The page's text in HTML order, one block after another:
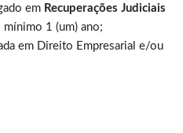
em Recuperações Judiciais
mínimo 1 (um) ano;
em Direito Empresarial e/ou